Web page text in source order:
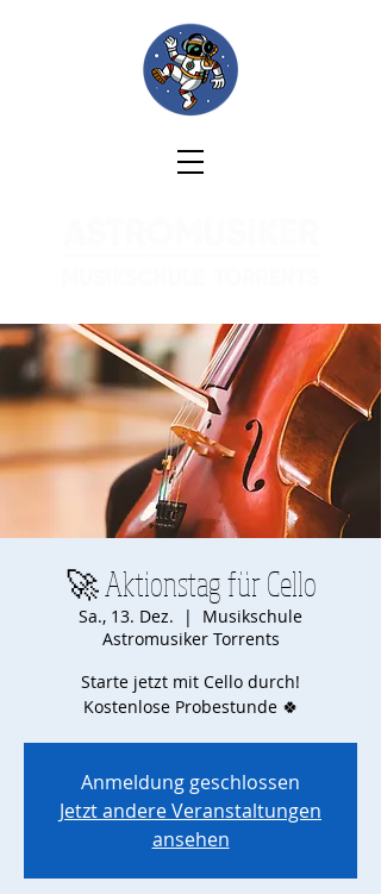
🚀 Aktionstag für Cello
Sa., 13. Dez.
  |
Musikschule
Astromusiker Torrents
Starte jetzt mit Cello durch!
Kostenlose Probestunde 🍀
Anmeldung geschlossen
Jetzt andere Veranstaltungen
ansehen